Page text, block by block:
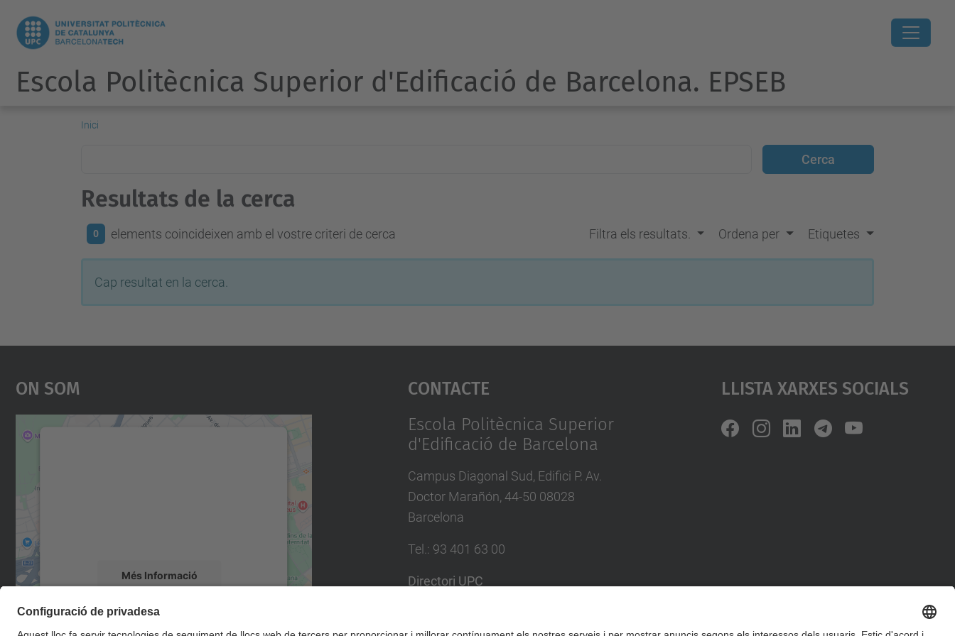
Escola Politècnica Superior d'Edificació de Barcelona. EPSEB
Inici
Resultats de la cerca
0 elements coincideixen amb el vostre criteri de cerca Filtra els resultats. Ordena per Etiquetes
Cap resultat en la cerca.
On Som
Més Informació
Accepta
Contacte
Escola Politècnica Superior
d'Edificació de Barcelona
Campus Diagonal Sud, Edifici P. Av.
Doctor Marañón, 44-50 08028
Barcelona
Tel. : 93 401 63 00
Directori UPC
Llista Xarxes Socials